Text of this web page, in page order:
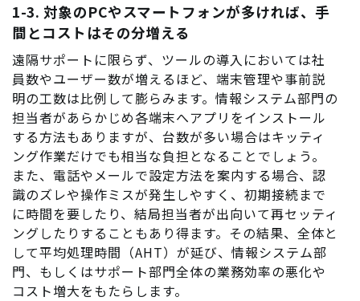
1-3. 対象のPCやスマートフォンが多ければ、手
間とコストはその分増える
遠隔サポートに限らず、ツールの導入においては社
員数やユーザー数が増えるほど、端末管理や事前説
明の工数は比例して膨らみます。情報システム部門の
担当者があらかじめ各端末へアプリをインストール
する方法もありますが、台数が多い場合はキッティ
ング作業だけでも相当な負担となることでしょう。
また、電話やメールで設定方法を案内する場合、認
識のズレや操作ミスが発生しやすく、初期接続まで
に時間を要したり、結局担当者が出向いて再セッティ
ングしたりすることもあり得ます。その結果、全体と
して平均処理時間（AHT）が延び、情報システム部
門、もしくはサポート部門全体の業務効率の悪化や
コスト増大をもたらします。